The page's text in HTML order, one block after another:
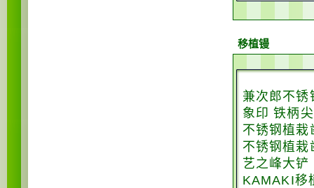
移植镘
兼次郎不
象印 铁柄
不锈钢植栽
不锈钢植栽
艺之峰大铲
KAMAKI移